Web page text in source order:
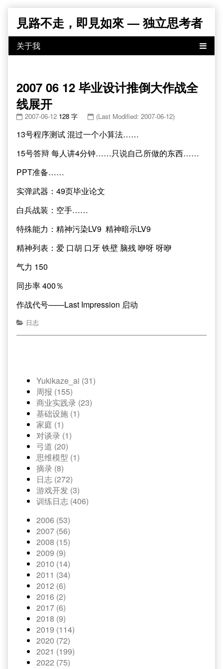
content
見路不走，即見如來 — 独立思考者
2007 06 12 毕业设计推倒大作战全
线展开
2007-06-12 128 字 (Last Modified: 2007-06-12)
13号程序测试 混过一个小算法……
15号答辩 每人讲4分钟……只说自己所做的东西……
PPT准备……
实弹武器：49页毕业论文
白兵战装：空手……
特殊能力：精神污染LV9 精神暗示LV9
精神列表：爱 口胡 口牙 铁壁 脑残 咿呀 呀咿
气力 150
同步率 400％
作战代号——Last Impression 启动
日志
Yukikaze_ai (31)
周报 (155)
商业实践录 (23)
基础设施 (1)
家庭 (1)
对谈录 (1)
弓道 (20)
思维模型 (1)
摘录 (8)
日志 (272)
游戏开发 (3)
训练日志 (406)
2006 (53)
2007 (56)
2008 (15)
2009 (9)
2010 (14)
2011 (34)
2012 (6)
2016 (2)
2017 (6)
2018 (9)
2019 (114)
2020 (72)
2021 (199)
2022 (75)